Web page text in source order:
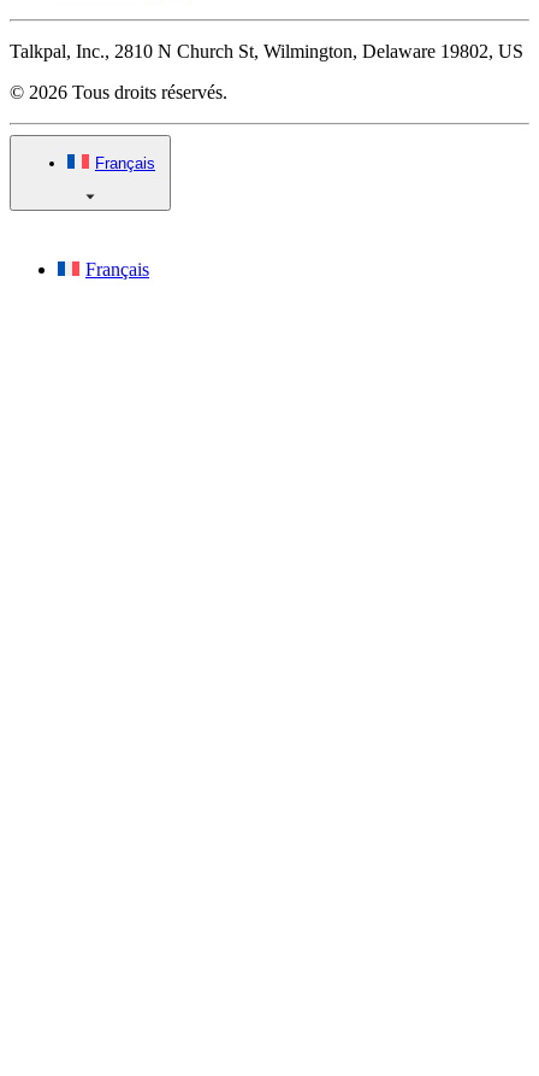
Talkpal, Inc., 2810 N Church St, Wilmington, Delaware 19802, US
© 2026 Tous droits réservés.
Français
Français